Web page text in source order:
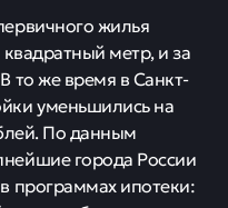
увеличилась
тыс. рублей,
Однако в
значительным –
жилья
(+22%, до 136,2
за квадратный метр